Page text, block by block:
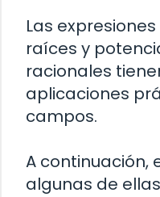
Las
raíces y
racionales
aplicaciones
campos.
A continuación,
algunas de